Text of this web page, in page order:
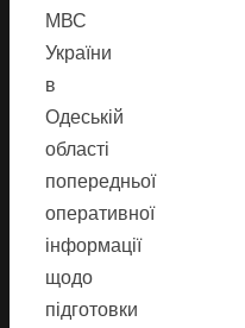
МВС
України
в
Одеській
області
попередньої
оперативної
інформації
щодо
підготовки